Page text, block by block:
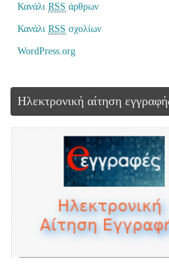
Κανάλι RSS άρθρων
Κανάλι RSS σχολίων
WordPress.org
Ηλεκτρονική αίτηση